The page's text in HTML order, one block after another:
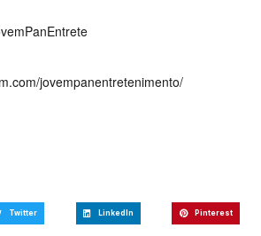
jovempanentretenimento/
Twitter LinkedIn Pinterest